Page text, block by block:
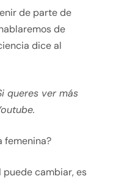
de parte de
de
dice al
queres ver más
femenina?
puede cambiar, es